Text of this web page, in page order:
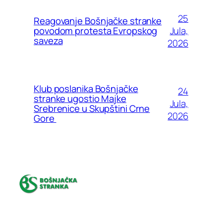
Reagovanje Bošnjačke stranke
povodom protesta Evropskog
saveza
25
Jula,
2026
Klub poslanika Bošnjačke
stranke ugostio Majke
Srebrenice u Skupštini Crne
Gore
24
Jula,
2026